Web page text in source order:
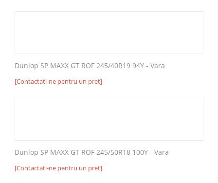
Dunlop SP MAXX GT ROF 245/40R19 94Y - Vara
[Contactati-ne pentru un pret]
Dunlop SP MAXX GT ROF 245/50R18 100Y - Vara
[Contactati-ne pentru un pret]